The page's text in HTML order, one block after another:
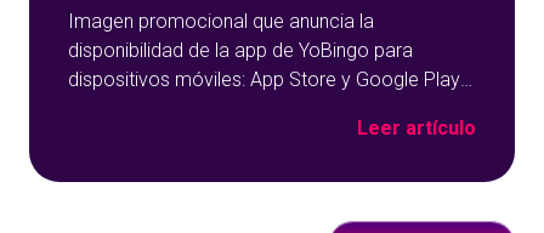
Imagen promocional que anuncia la
disponibilidad de la app de YoBingo para
dispositivos móviles: App Store y Google Play
Leer artículo